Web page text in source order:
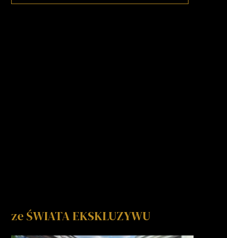
ze ŚWIATA EKSKLUZYWU